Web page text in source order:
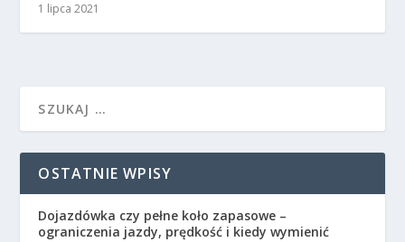
1 lipca 2021
OSTATNIE WPISY
Dojazdówka czy pełne koło zapasowe –
ograniczenia jazdy, prędkość i kiedy wymienić